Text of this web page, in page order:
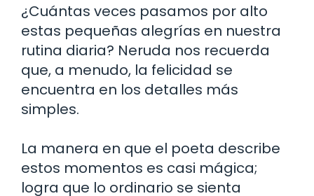
¿Cuántas veces pasamos por alto
estas pequeñas alegrías en nuestra
rutina diaria? Neruda nos recuerda
que, a menudo, la felicidad se
encuentra en los detalles más
simples.
La manera en que el poeta describe
estos momentos es casi mágica;
logra que lo ordinario se sienta